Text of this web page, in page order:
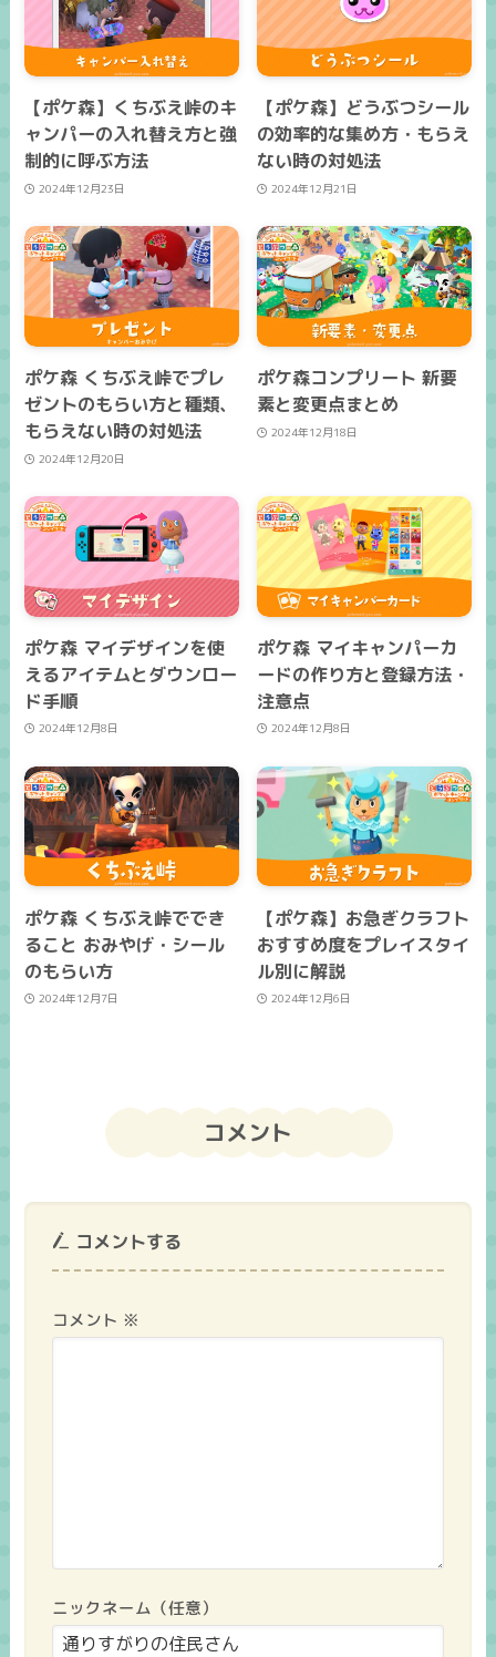
【ポケ森】くちぶえ峠のキ
ャンパーの入れ替え方と強
制的に呼ぶ方法
2024年12月23日
【ポケ森】どうぶつシール
の効率的な集め方・もらえ
ない時の対処法
2024年12月21日
ポケ森 くちぶえ峠でプレ
ゼントのもらい方と種類、
もらえない時の対処法
2024年12月20日
ポケ森コンプリート 新要
素と変更点まとめ
2024年12月18日
ポケ森 マイデザインを使
えるアイテムとダウンロー
ド手順
2024年12月8日
ポケ森 マイキャンパーカ
ードの作り方と登録方法・
注意点
2024年12月8日
ポケ森 くちぶえ峠ででき
ること おみやげ・シール
のもらい方
2024年12月7日
【ポケ森】お急ぎクラフト
おすすめ度をプレイスタイ
ル別に解説
2024年12月6日
コメント
コメントする
コメント ※
ニックネーム（任意）